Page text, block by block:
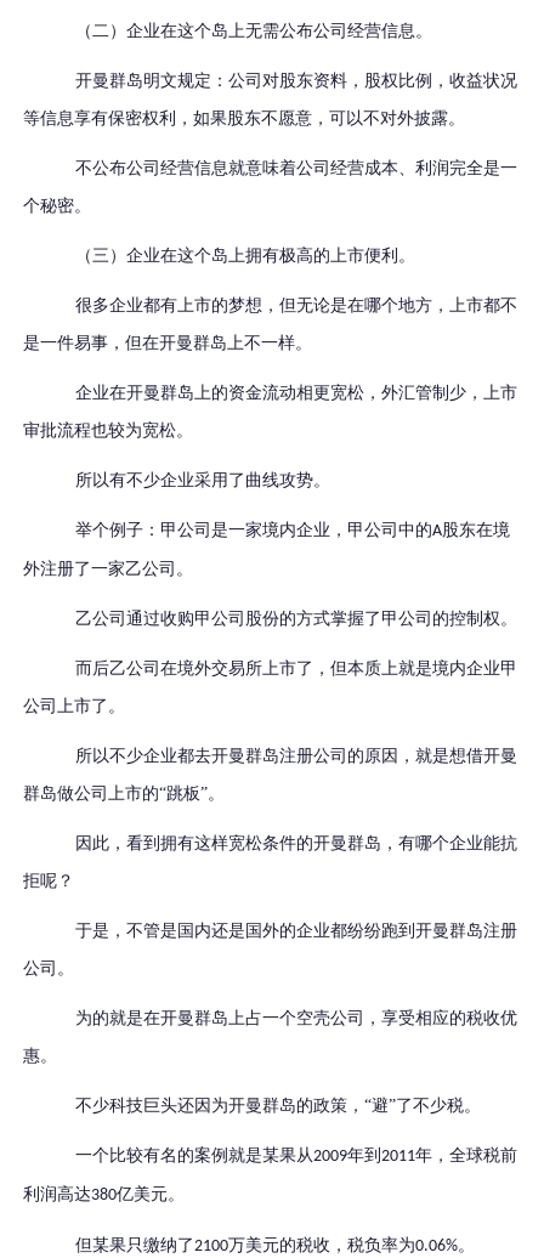
（二）企业在这个岛上无需公布公司经营信息。
开曼群岛明文规定：公司对股东资料，股权比例，收益状况
等信息享有保密权利，如果股东不愿意，可以不对外披露。
不公布公司经营信息就意味着公司经营成本、利润完全是一
个秘密。
（三）企业在这个岛上拥有极高的上市便利。
很多企业都有上市的梦想，但无论是在哪个地方，上市都不
是一件易事，但在开曼群岛上不一样。
企业在开曼群岛上的资金流动相更宽松，外汇管制少，上市
审批流程也较为宽松。
所以有不少企业采用了曲线攻势。
举个例子：甲公司是一家境内企业，甲公司中的A股东在境
外注册了一家乙公司。
乙公司通过收购甲公司股份的方式掌握了甲公司的控制权。
而后乙公司在境外交易所上市了，但本质上就是境内企业甲
公司上市了。
所以不少企业都去开曼群岛注册公司的原因，就是想借开曼
群岛做公司上市的“跳板”。
因此，看到拥有这样宽松条件的开曼群岛，有哪个企业能抗
拒呢？
于是，不管是国内还是国外的企业都纷纷跑到开曼群岛注册
公司。
为的就是在开曼群岛上占一个空壳公司，享受相应的税收优
惠。
不少科技巨头还因为开曼群岛的政策，“避”了不少税。
一个比较有名的案例就是某果从2009年到2011年，全球税前
利润高达380亿美元。
但某果只缴纳了2100万美元的税收，税负率为0.06%。